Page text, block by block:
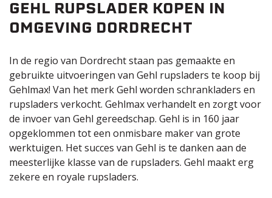
GEHL RUPSLADER KOPEN IN
OMGEVING DORDRECHT
In de regio van Dordrecht staan pas gemaakte en
gebruikte uitvoeringen van Gehl rupsladers te koop bij
Gehlmax! Van het merk Gehl worden schrankladers en
rupsladers verkocht. Gehlmax verhandelt en zorgt voor
de invoer van Gehl gereedschap. Gehl is in 160 jaar
opgeklommen tot een onmisbare maker van grote
werktuigen. Het succes van Gehl is te danken aan de
meesterlijke klasse van de rupsladers. Gehl maakt erg
zekere en royale rupsladers.